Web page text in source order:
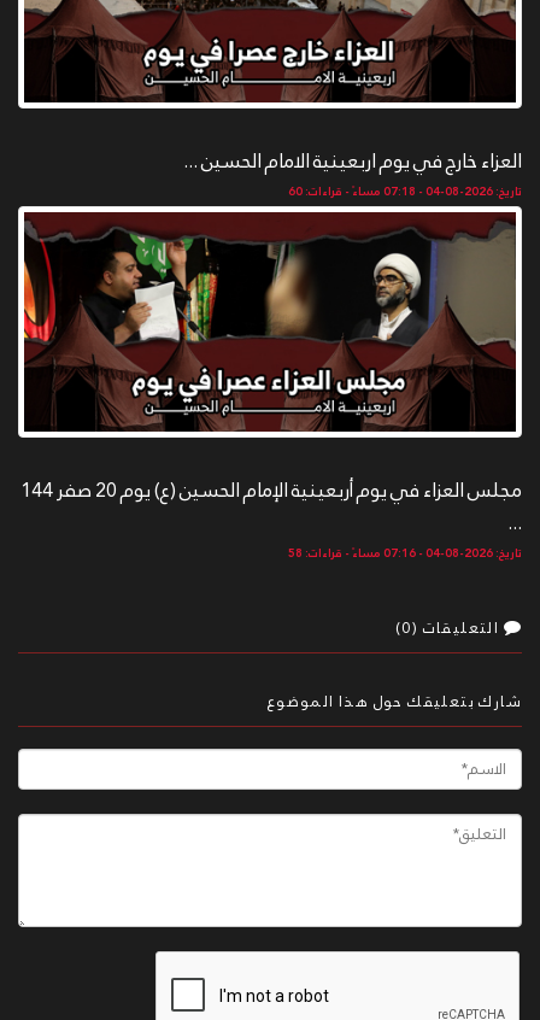
العزاء خارج في يوم اربعينية الامام الحسين ...
تاريخ: 2026-08-04 - 07:18 مساءً - قراءات: 60
مجلس العزاء في يوم أربعينية الإمام الحسين (ع) يوم 20 صفر 144
...
تاريخ: 2026-08-04 - 07:16 مساءً - قراءات: 58
التعليقات (0)
شارك بتعليقك حول هذا الموضوع